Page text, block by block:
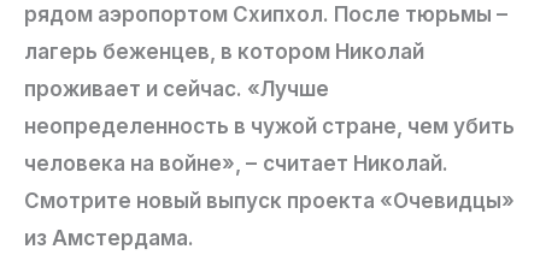
рядом аэропортом Схипхол. После тюрьмы –
лагерь беженцев, в котором Николай
проживает и сейчас. «Лучше
неопределенность в чужой стране, чем убить
человека на войне», – считает Николай.
Смотрите новый выпуск проекта «Очевидцы»
из Амстердама.